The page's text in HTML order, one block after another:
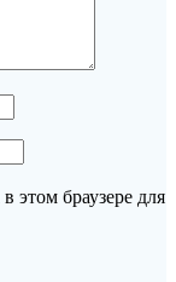
этом браузере для